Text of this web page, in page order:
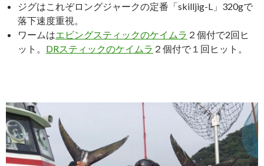
ジグはこれぞロングジャークの定番「skilljig-L」320gで
落下速度重視。
ワームはエビングスティックのケイムラ ２個付で2回ヒ
ット。 DRスティックのケイムラ ２個付で１回ヒット。